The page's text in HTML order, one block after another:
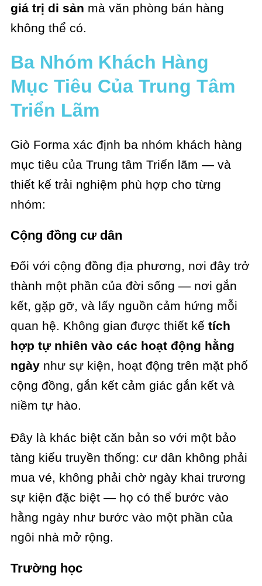
giá trị di sản mà văn phòng bán hàng
không thể có.
Ba Nhóm Khách Hàng
Mục Tiêu Của Trung Tâm
Triển Lãm
Giò Forma xác định ba nhóm khách hàng
mục tiêu của Trung tâm Triển lãm — và
thiết kế trải nghiệm phù hợp cho từng
nhóm:
Cộng đồng cư dân
Đối với cộng đồng địa phương, nơi đây trở
thành một phần của đời sống — nơi gắn
kết, gặp gỡ, và lấy nguồn cảm hứng mỗi
quan hệ. Không gian được thiết kế tích
hợp tự nhiên vào các hoạt động hằng
ngày như sự kiện, hoạt động trên mặt phố
cộng đồng, gắn kết cảm giác gắn kết và
niềm tự hào.
Đây là khác biệt căn bản so với một bảo
tàng kiểu truyền thống: cư dân không phải
mua vé, không phải chờ ngày khai trương
sự kiện đặc biệt — họ có thể bước vào
hằng ngày như bước vào một phần của
ngôi nhà mở rộng.
Trường học